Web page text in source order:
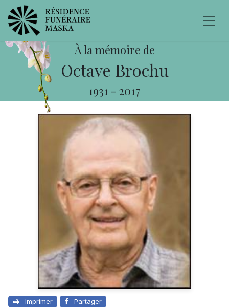
À la mémoire de
Octave Brochu
1931 - 2017
Imprimer Partager